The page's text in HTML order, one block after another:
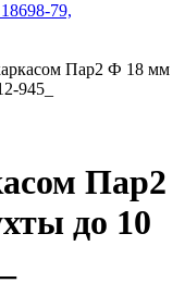
79,
Пар2 Ф 18 мм
945_
Пар2
до 10